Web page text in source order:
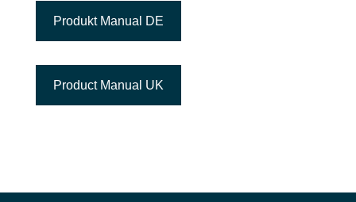
Produkt Manual DE
Product Manual UK